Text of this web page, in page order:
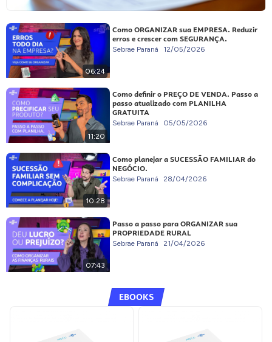
06:24
Como ORGANIZAR sua EMPRESA. Reduzir
erros e crescer com SEGURANÇA.
Sebrae Paraná 12/05/2026
11:20
Como definir o PREÇO DE VENDA. Passo a
passo atualizado com PLANILHA
GRATUITA
Sebrae Paraná 05/05/2026
10:28
Como planejar a SUCESSÃO FAMILIAR do
NEGÓCIO.
Sebrae Paraná 28/04/2026
07:43
Passo a passo para ORGANIZAR sua
PROPRIEDADE RURAL
Sebrae Paraná 21/04/2026
EBOOKS